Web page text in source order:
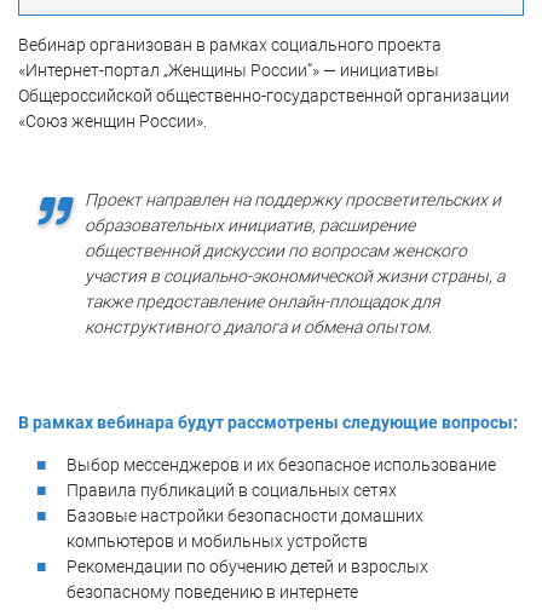
Вебинар организован в рамках социального проекта
«Интернет-портал „Женщины России“» — инициативы
Общероссийской общественно-государственной организации
«Союз женщин России».
Проект направлен на поддержку просветительских и
образовательных инициатив, расширение
общественной дискуссии по вопросам женского
участия в социально-экономической жизни страны, а
также предоставление онлайн-площадок для
конструктивного диалога и обмена опытом.
В рамках вебинара будут рассмотрены следующие вопросы:
Выбор мессенджеров и их безопасное использование
Правила публикаций в социальных сетях
Базовые настройки безопасности домашних
компьютеров и мобильных устройств
Рекомендации по обучению детей и взрослых
безопасному поведению в интернете